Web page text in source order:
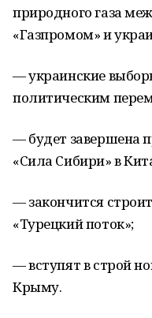
природного газа
«Газпромом» и
— украинские
политическим
— будет завершена
«Сила Сибири» в
— закончится
«Турецкий поток»;
— вступят в строй
Крыму.